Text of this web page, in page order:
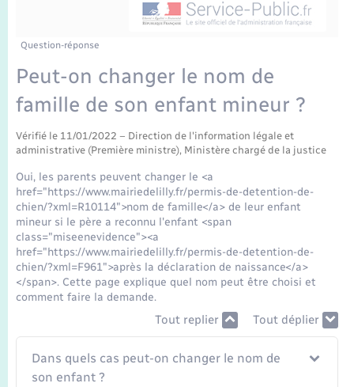
Mariage – PACS
Parrainage civil
Question-réponse
Peut-on changer le nom de
famille de son enfant mineur ?
Vérifié le 11/01/2022 – Direction de l'information légale et
administrative (Première ministre), Ministère chargé de la justice
Oui, les parents peuvent changer le <a
href="https://www.mairiedelilly.fr/permis-de-detention-de-
chien/?xml=R10114">nom de famille</a> de leur enfant
mineur si le père a reconnu l'enfant <span
class="miseenevidence"><a
href="https://www.mairiedelilly.fr/permis-de-detention-de-
chien/?xml=F961">après la déclaration de naissance</a>
</span>. Cette page explique quel nom peut être choisi et
comment faire la demande.
Tout replier Tout déplier
Dans quels cas peut-on changer le nom de
son enfant ?